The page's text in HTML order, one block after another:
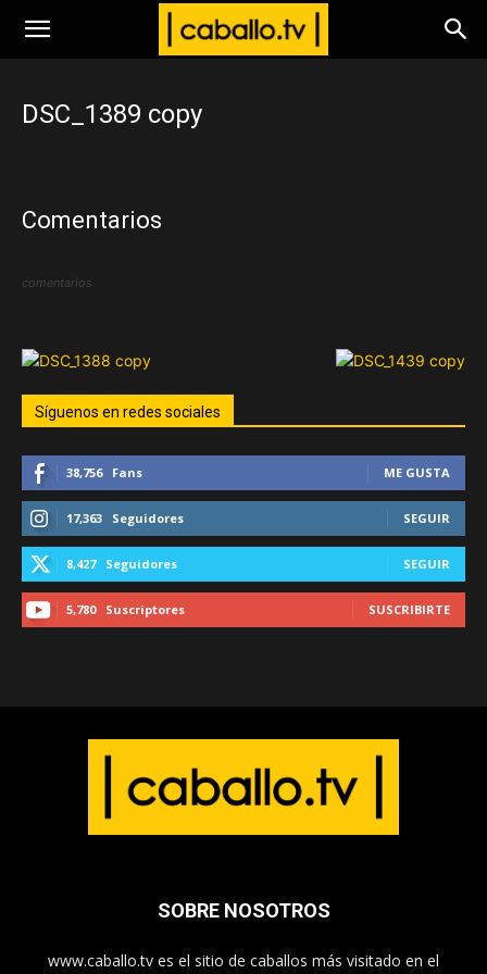
www.caballo.tv
DSC_1389 copy
Comentarios
comentarios
Síguenos en redes sociales
38,756 Fans ME GUSTA
17,363 Seguidores SEGUIR
8,427 Seguidores SEGUIR
5,780 Suscriptores SUSCRIBIRTE
SOBRE NOSOTROS
www.caballo.tv es el sitio de caballos más visitado en el